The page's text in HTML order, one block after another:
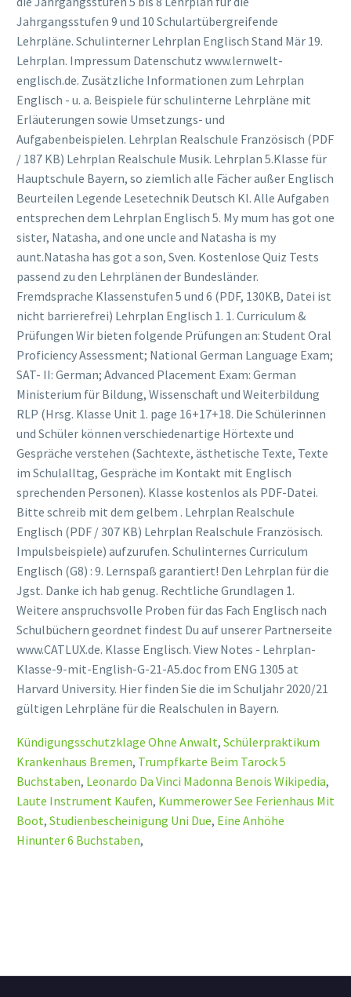
Jahrgangsstufen 9 und 10 Schulartübergreifende
Lehrpläne. Schulinterner Lehrplan Englisch Stand Mär 19.
Lehrplan. Impressum Datenschutz www.lernwelt-
englisch.de. Zusätzliche Informationen zum Lehrplan
Englisch - u. a. Beispiele für schulinterne Lehrpläne mit
Erläuterungen sowie Umsetzungs- und
Aufgabenbeispielen. Lehrplan Realschule Französisch (PDF
/ 187 KB) Lehrplan Realschule Musik. Lehrplan 5.Klasse für
Hauptschule Bayern, so ziemlich alle Fächer außer Englisch
Beurteilen Legende Lesetechnik Deutsch Kl. Alle Aufgaben
entsprechen dem Lehrplan Englisch 5. My mum has got one
sister, Natasha, and one uncle and Natasha is my
aunt.Natasha has got a son, Sven. Kostenlose Quiz Tests
passend zu den Lehrplänen der Bundesländer.
Fremdsprache Klassenstufen 5 und 6 (PDF, 130KB, Datei ist
nicht barrierefrei) Lehrplan Englisch 1. 1. Curriculum &
Prüfungen Wir bieten folgende Prüfungen an: Student Oral
Proficiency Assessment; National German Language Exam;
SAT- II: German; Advanced Placement Exam: German
Ministerium für Bildung, Wissenschaft und Weiterbildung
RLP (Hrsg. Klasse Unit 1. page 16+17+18. Die Schülerinnen
und Schüler können verschiedenartige Hörtexte und
Gespräche verstehen (Sachtexte, ästhetische Texte, Texte
im Schulalltag, Gespräche im Kontakt mit Englisch
sprechenden Personen). Klasse kostenlos als PDF-Datei.
Bitte schreib mit dem gelbem . Lehrplan Realschule
Englisch (PDF / 307 KB) Lehrplan Realschule Französisch.
Impulsbeispiele) aufzurufen. Schulinternes Curriculum
Englisch (G8) : 9. Lernspaß garantiert! Den Lehrplan für die
Jgst. Danke ich hab genug. Rechtliche Grundlagen 1.
Weitere anspruchsvolle Proben für das Fach Englisch nach
Schulbüchern geordnet findest Du auf unserer Partnerseite
www.CATLUX.de. Klasse Englisch. View Notes - Lehrplan-
Klasse-9-mit-English-G-21-A5.doc from ENG 1305 at
Harvard University. Hier finden Sie die im Schuljahr 2020/21
gültigen Lehrpläne für die Realschulen in Bayern.
Kündigungsschutzklage Ohne Anwalt, Schülerpraktikum
Krankenhaus Bremen, Trumpfkarte Beim Tarock 5
Buchstaben, Leonardo Da Vinci Madonna Benois Wikipedia,
Laute Instrument Kaufen, Kummerower See Ferienhaus Mit
Boot, Studienbescheinigung Uni Due, Eine Anhöhe
Hinunter 6 Buchstaben,